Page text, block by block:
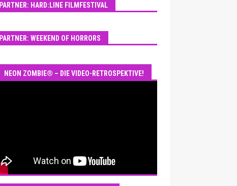
PARTNER: HARD:LINE FILMFESTIVAL
PARTNER: WEEKEND OF HORRORS
NEON ZOMBIE® – DIE VIDEO-RETROSPEKTIVE!